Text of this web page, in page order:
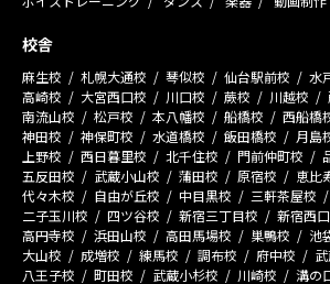
校舎
麻生校 札幌大通校 琴似校 仙台駅前校 水
高崎校
大宮西口校 川口校 蕨校 川越校
南流山校
松戸校 本八幡校 船橋校 西船橋
神田校
神保町校 水道橋校 飯田橋校 月島
上野校
西日暮里校 北千住校 門前仲町校
五反田校
武蔵小山校 蒲田校 原宿校 恵比
代々木校
自由が丘校 中目黒校 三軒茶屋校
二子玉川校
四ツ谷校 新宿三丁目校 新宿西
高円寺校
浜田山校 高田馬場校 巣鴨校 池
大山校
成増校 練馬校 調布校 府中校
八王子校
町田校 武蔵小杉校 川崎校 溝の